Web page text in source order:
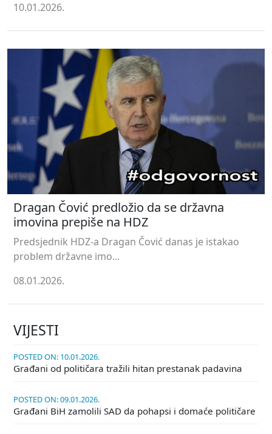
10.01.2026.
Dragan Čović predložio da se državna
imovina prepiše na HDZ
Predsjednik HDZ-a Dragan Čović danas je istakao
problem državne imo...
08.01.2026.
VIJESTI
POSTED ON: 10.01.2026.
Građani od političara tražili hitan prestanak padavina
POSTED ON: 09.01.2026.
Građani BiH zamolili SAD da pohapsi i domaće političare